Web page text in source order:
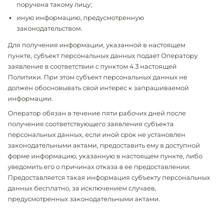
поручена такому лицу;
иную информацию, предусмотренную
законодательством.
Для получения информации, указанной в настоящем
пункте, субъект персональных данных подает Оператору
заявление в соответствии с пунктом 4.3 настоящей
Политики. При этом субъект персональных данных не
должен обосновывать свой интерес к запрашиваемой
информации.
Оператор обязан в течение пяти рабочих дней после
получения соответствующего заявления субъекта
персональных данных, если иной срок не установлен
законодательными актами, предоставить ему в доступной
форме информацию, указанную в настоящем пункте, либо
уведомить его о причинах отказа в ее предоставлении.
Предоставляется такая информация субъекту персональных
данных бесплатно, за исключением случаев,
предусмотренных законодательными актами.